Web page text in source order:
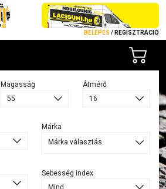
BELÉPÉS / REGISZTRÁCIÓ
Magasság Átmérő
Márka
Márka választás
Sebesség index